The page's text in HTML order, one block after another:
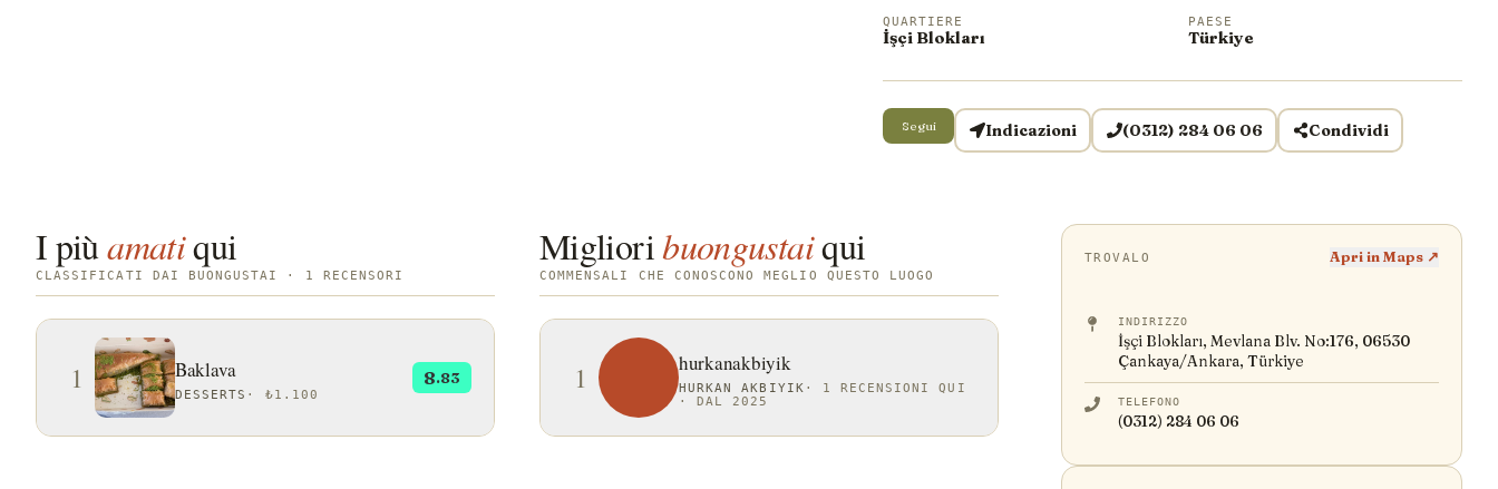
QUARTIERE
İşçi Blokları
PAESE
Türkiye
Segui Indicazioni (0312) 284 06 06 Condividi
I piùamatiqui
CLASSIFICATI DAI BUONGUSTAI · 1 RECENSORI
1 Baklava
DESSERTS · ₺1.100
8.83
Miglioribuongustaiqui
COMMENSALI CHE CONOSCONO MEGLIO QUESTO LUOGO
1 hurkanakbiyik
HURKAN AKBIYIK ·
1 RECENSIONI QUI
·DAL 2025
TROVALO Apri in Maps ↗
INDIRIZZO
İşçi Blokları, Mevlana Blv. No:176, 06530
Çankaya/Ankara, Türkiye
TELEFONO
(0312) 284 06 06